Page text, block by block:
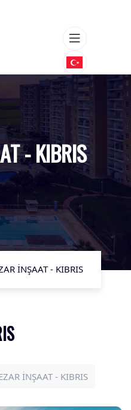
- KIBRIS
İNŞAAT - KIBRIS
İNŞAAT - KIBRIS